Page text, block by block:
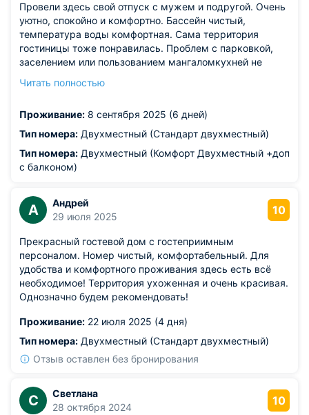
Провели здесь свой отпуск с мужем и подругой. Очень
уютно, спокойно и комфортно. Бассейн чистый,
температура воды комфортная. Сама территория
гостиницы тоже понравилась. Проблем с парковкой,
заселением или пользованием мангаломкухней не
показала и была на связи в любое время Трансфер на
прогулку, тем более, что по дороге много магазинчиков,
кафе и лавок с сувенирами. Путь проходил незаметно:)
местом для отдыха на свежем воздухе. Обязательно
вернёмся в следующем году
Читать полностью
Проживание: 8 сентября 2025 (6 дней)
Тип номера: Двухместный (Стандарт двухместный)
Тип номера: Двухместный (Комфорт Двухместный +доп
с балконом)
А
Андрей
29 июля 2025
10
Прекрасный гостевой дом с гостеприимным
персоналом. Номер чистый, комфортабельный. Для
удобства и комфортного проживания здесь есть всё
необходимое! Территория ухоженная и очень красивая.
Однозначно будем рекомендовать!
Проживание: 22 июля 2025 (4 дня)
Тип номера: Двухместный (Стандарт двухместный)
Отзыв оставлен без бронирования
С
Светлана
28 октября 2024
10